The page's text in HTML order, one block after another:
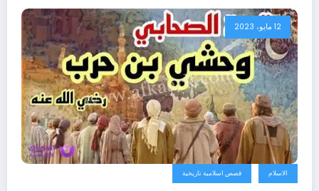
12 مايو، 2023
الاسلام قصص اسلامية تاريخية